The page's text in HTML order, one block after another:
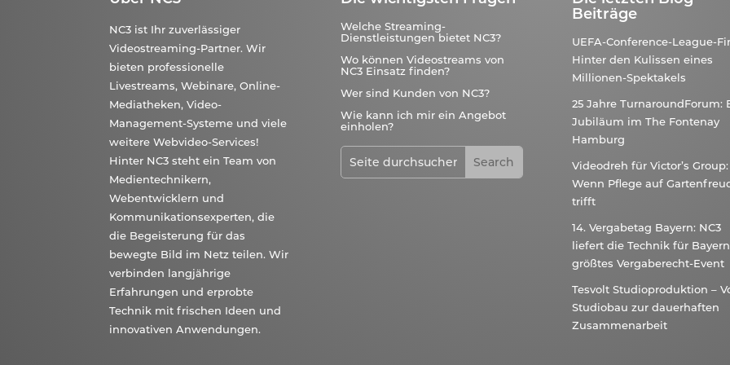
NC3 ist Ihr zuverlässiger
Videostreaming-Partner. Wir
bieten professionelle
Livestreams, Webinare, Online-
Mediatheken, Video-
Management-Systeme und viele
weitere Webvideo-Services!
Hinter NC3 steht ein Team von
Medientechnikern,
Webentwicklern und
Kommunikationsexperten, die
die Begeisterung für das
bewegte Bild im Netz teilen. Wir
verbinden langjährige
Erfahrungen und erprobte
Technik mit frischen Ideen und
innovativen Anwendungen.
Welche Streaming-
Dienstleistungen bietet NC3?
Wo können Videostreams von
NC3 Einsatz finden?
Wer sind Kunden von NC3?
Wie kann ich mir ein Angebot
einholen?
Beiträge
UEFA-Conference-League-
Hinter den Kulissen eines
Millionen-Spektakels
25 Jahre TurnaroundForum:
Jubiläum im The Fontenay
Hamburg
Videodreh für Victor’s Group:
Wenn Pflege auf
trifft
14. Vergabetag Bayern: NC3
liefert die Technik für
größtes Vergaberecht-Event
Tesvolt Studioproduktion –
Studiobau zur dauerhaften
Zusammenarbeit